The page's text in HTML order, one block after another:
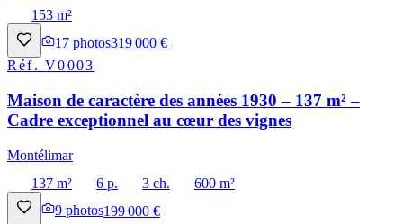
153 m²
17 photos319 000 €
Réf.V0003
Maison de caractère des années 1930 – 137 m² –
Cadre exceptionnel au cœur des vignes
Montélimar
137 m²
6 p. 3 ch.
600 m²
9 photos199 000 €